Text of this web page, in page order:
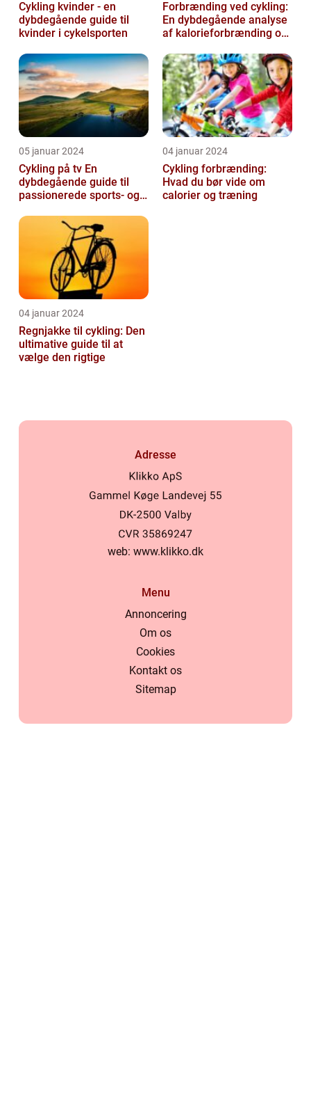
Cykling kvinder - en
dybdegående guide til
kvinder i cykelsporten
Forbrænding ved cykling:
En dybdegående analyse
af kalorieforbrænding og
si...
05 januar 2024
Cykling på tv En
dybdegående guide til
passionerede sports- og
04 januar 2024
Cykling forbrænding:
Hvad du bør vide om
calorier og træning
04 januar 2024
Regnjakke til cykling: Den
ultimative guide til at
vælge den rigtige
Adresse
web: www.klikko.dk
Menu
Annoncering
Om os
Cookies
Kontakt os
Sitemap